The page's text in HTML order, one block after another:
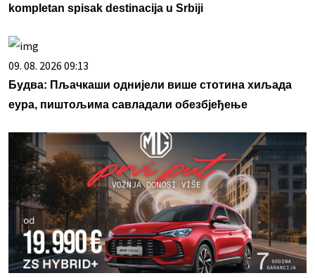
kompletan spisak destinacija u Srbiji
09. 08. 2026 09:13
Будва: Пљачкаши однијели више стотина хиљада
еура, пиштољима савладали обезбјеђење